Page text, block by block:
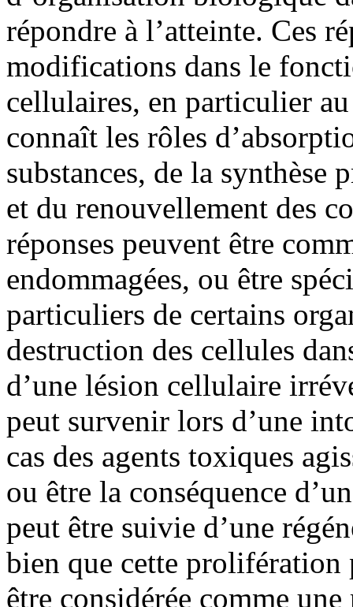
répondre à l’atteinte. Ces
modifications dans le
cellulaires, en particulier
connaît les rôles
substances, de la synthèse
et du renouvellement des
réponses peuvent être
endommagées, ou être
particuliers de certains
destruction des cellules
d’une lésion cellulaire
peut survenir lors d’une
cas des agents toxiques
ou être la conséquence
peut être suivie d’une
bien que cette prolifération
être considérée comme